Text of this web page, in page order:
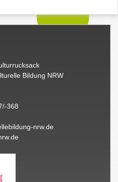
Bildung NRW
368
nrw.de